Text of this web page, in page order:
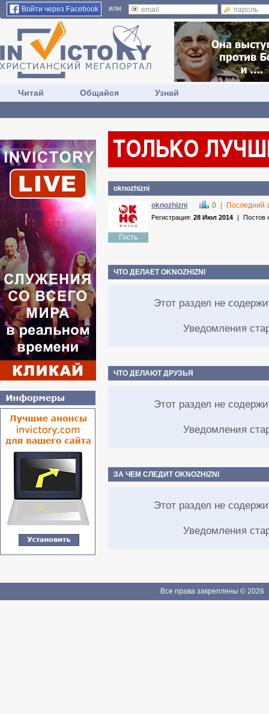
Войти через Facebook или
Читай Общайся Узнай
oknozhizni
Гость
oknozhizni 0 Последний
Регистрация: 28 Июл 2014 | Постов
ЧТО ДЕЛАЕТ OKNOZHIZNI
Этот раздел не
Уведомления
ЧТО ДЕЛАЮТ ДРУЗЬЯ
Этот раздел не
Уведомления
ЗА ЧЕМ СЛЕДИТ OKNOZHIZNI
Этот раздел не
Уведомления
Все права закреплены © 2026